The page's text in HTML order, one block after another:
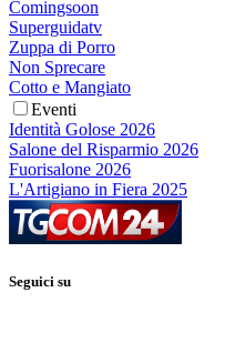
Comingsoon
Superguidatv
Zuppa di Porro
Non Sprecare
Cotto e Mangiato
Eventi
Identità Golose 2026
Salone del Risparmio 2026
Fuorisalone 2026
L'Artigiano in Fiera 2025
Seguici su